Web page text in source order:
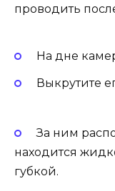
проводить
На дне
Выкрутите
За ним
находится
губкой.